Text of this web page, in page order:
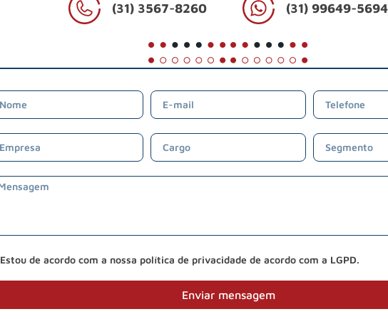
(31) 3567-8260 (31) 99649-5694
Estou de acordo com a nossa política de privacidade de acordo com a LGPD.
Enviar mensagem